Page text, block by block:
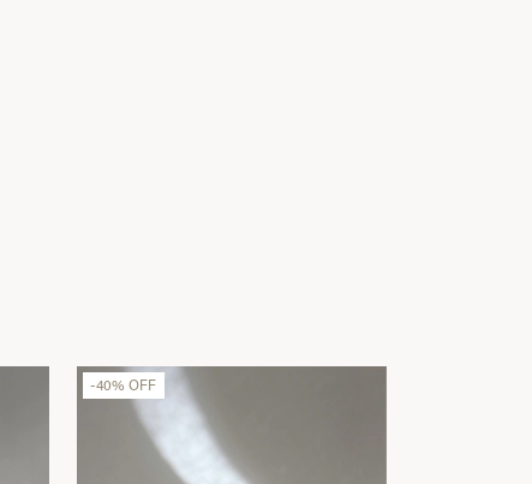
-40%OFF